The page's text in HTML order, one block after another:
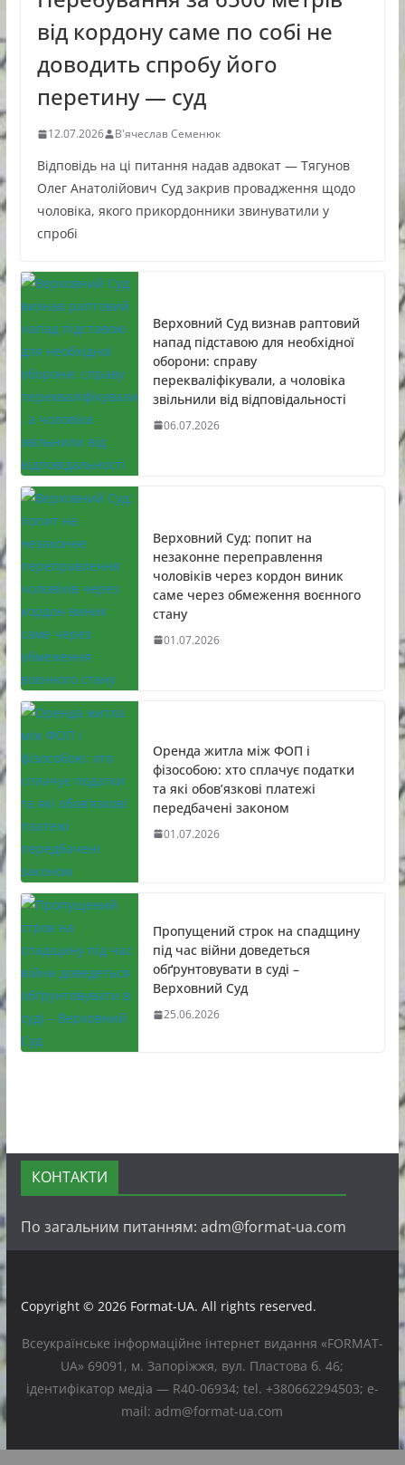
від кордону саме по собі не
доводить спробу його
перетину — суд
12.07.2026 В'ячеслав Семенюк
Відповідь на ці питання надав адвокат — Тягунов
Олег Анатолійович Суд закрив провадження щодо
чоловіка, якого прикордонники звинуватили у
спробі
Верховний Суд визнав раптовий
напад підставою для необхідної
оборони: справу
перекваліфікували, а чоловіка
звільнили від відповідальності
06.07.2026
Верховний Суд: попит на
незаконне переправлення
чоловіків через кордон виник
саме через обмеження воєнного
стану
01.07.2026
Оренда житла між ФОП і
фізособою: хто сплачує податки
та які обов’язкові платежі
передбачені законом
01.07.2026
Пропущений строк на спадщину
під час війни доведеться
обґрунтовувати в суді –
Верховний Суд
25.06.2026
КОНТАКТИ
По загальним питанням: adm@format-ua.com
Copyright © 2026 Format-UA. All rights reserved.
Всеукраїнське інформаційне інтернет видання «FORMAT-
UA» 69091, м. Запоріжжя, вул. Пластова б. 46;
ідентифікатор медіа — R40-06934; tel. +380662294503; e-
mail: adm@format-ua.com